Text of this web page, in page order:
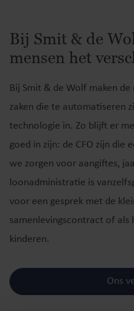
Bij Smit & de
mensen het
Bij Smit & de Wolf maken
zaken die te automatiseren
technologie in. Zo blijft er
goed in zijn: de CFO zijn die
we zorgen voor aangiftes,
loonadministratie is
voor een gesprek met de
samenlevingscontract of
kinderen.
Ons